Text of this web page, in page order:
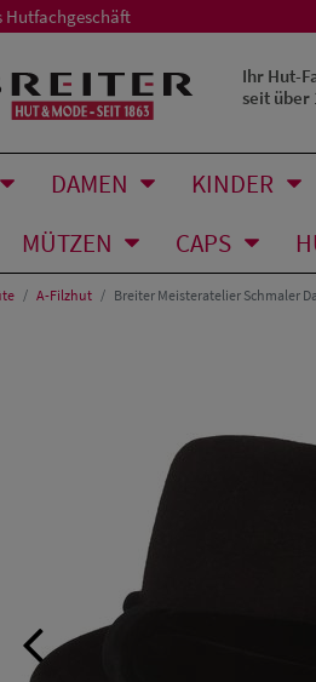
Hutfachgeschäft
Ihr Hut-
seit über
DAMEN KINDER
MÜTZEN CAPS
A-Filzhut Breiter Meisteratelier Schmaler